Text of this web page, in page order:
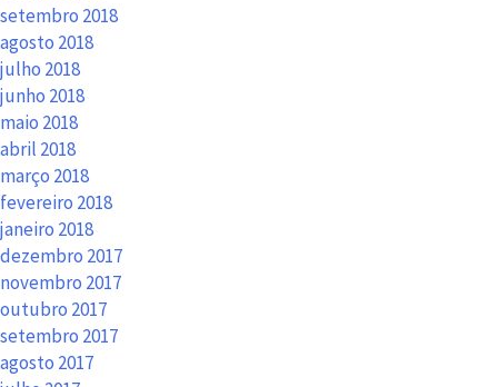
setembro 2018
agosto 2018
julho 2018
junho 2018
maio 2018
abril 2018
março 2018
fevereiro 2018
janeiro 2018
dezembro 2017
novembro 2017
outubro 2017
setembro 2017
agosto 2017